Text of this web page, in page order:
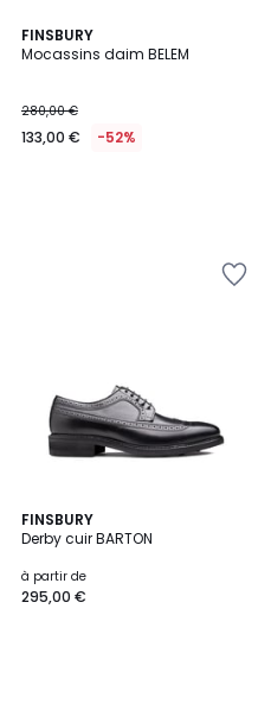
FINSBURY
Mocassins daim BELEM
280,00 €
133,00 € -52%
FINSBURY
Derby cuir BARTON
à partir de
295,00 €